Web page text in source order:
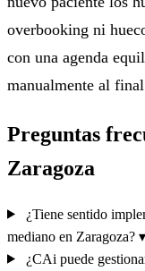
overbooking ni
con una agenda
manualmente al
Preguntas
Zaragoza
¿Tiene sentido
mediano en Zaragoza? ▾
¿CAi puede